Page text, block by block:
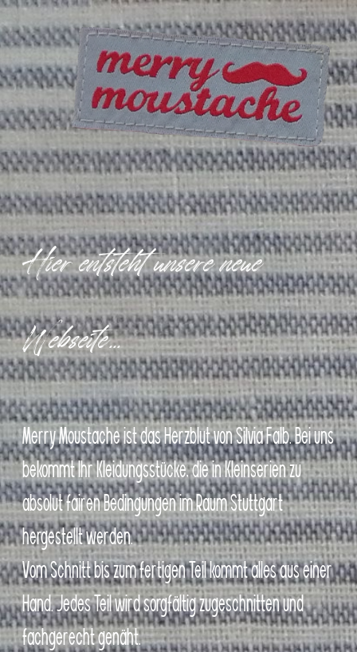
Hier entsteht unsere neue
Webseite...
Merry Moustache ist das Herzblut von Silvia Falb. Bei uns
bekommt Ihr Kleidungsstücke, die in Kleinserien zu
absolut fairen Bedingungen im Raum Stuttgart
hergestellt werden.
Vom Schnitt bis zum fertigen Teil kommt alles aus einer
Hand. Jedes Teil wird sorgfältig zugeschnitten und
fachgerecht genäht.